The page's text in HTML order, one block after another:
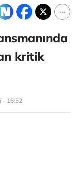
kritik
- 16:52